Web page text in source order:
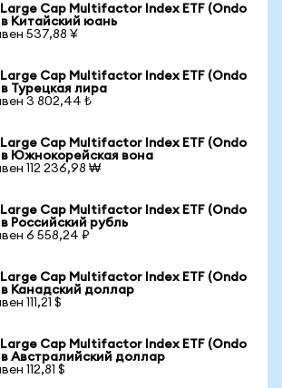
Large Cap Multifactor Index ETF (Ondo
Китайский юань
537,88 ¥
Large Cap Multifactor Index ETF (Ondo
Турецкая лира
3 802,44 ₺
Large Cap Multifactor Index ETF (Ondo
Южнокорейская вона
112 236,98 ₩
Large Cap Multifactor Index ETF (Ondo
Российский рубль
6 558,24 ₽
Large Cap Multifactor Index ETF (Ondo
Канадский доллар
111,21 $
Large Cap Multifactor Index ETF (Ondo
Австралийский доллар
112,81 $